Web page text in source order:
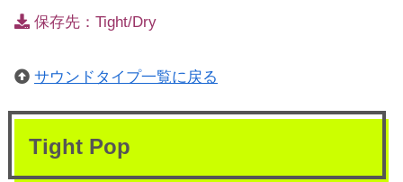
保存先：Tight/Dry
サウンドタイプ一覧に戻る
Tight Pop